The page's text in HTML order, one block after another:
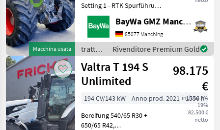
Macchina usata
Setting 1 - RTK Spurführung
- Grip Assistent- Isobus -
Loadsensing - Kühlbox -
K80 Zugkugelkupplung -
Hydraulikpumpe 220L/min
- 1x DW Ste
BayWa GMZ Manching
85077 Manching
trattori
/ Fendt
Rivenditore Premium Gold
Valtra T 194 S
Unlimited
98.175
€
inclusa IVA
19%
82.500 €
netto
194 CV/143 kW Anno prod. 2021
1556 h
Bereifung 540/65 R30 +
650/65 R42,